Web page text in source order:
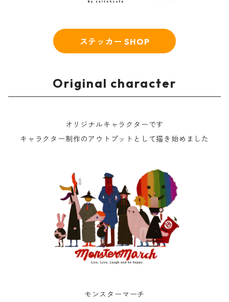
ステッカー SHOP
Original character
オリジナルキャラクターです
キャラクター制作のアウトプットとして描き始めました
モンスターマーチ